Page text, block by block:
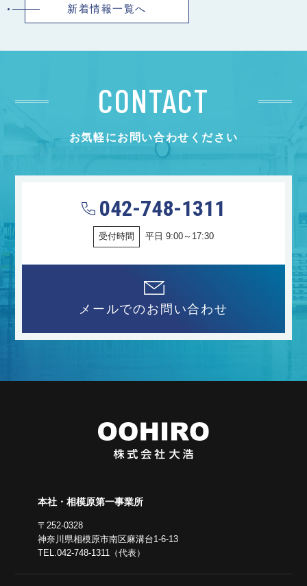
新着情報一覧へ
CONTACT
お気軽にお問い合わせください
042-748-1311
受付時間 平日 9:00～17:30
メールでのお問い合わせ
本社・相模原第一事業所
〒252-0328
神奈川県相模原市南区麻溝台1-6-13
TEL.042-748-1311（代表）